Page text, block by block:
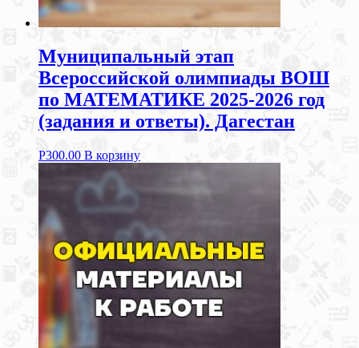
Муниципальный этап
Всероссийской олимпиады ВОШ
по МАТЕМАТИКЕ 2025-2026 год
(задания и ответы). Дагестан
Р300.00 В корзину